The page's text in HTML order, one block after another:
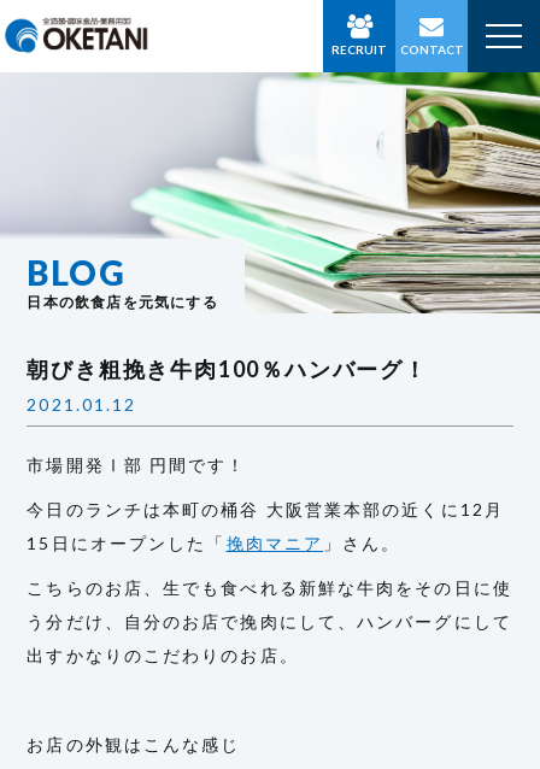
RECRUIT CONTACT
BLOG
日本の飲食店を元気にする
朝びき粗挽き牛肉100％ハンバーグ！
2021.01.12
市場開発Ⅰ部 円間です！
今日のランチは本町の桶谷 大阪営業本部の近くに12月
15日にオープンした「 挽肉マニア 」さん。
こちらのお店、生でも食べれる新鮮な牛肉をその日に使
う分だけ、自分のお店で挽肉にして、ハンバーグにして
出すかなりのこだわりのお店。
お店の外観はこんな感じ